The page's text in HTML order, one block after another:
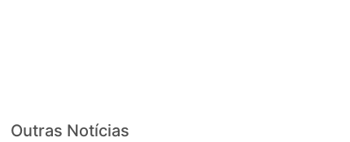
Outras Notícias